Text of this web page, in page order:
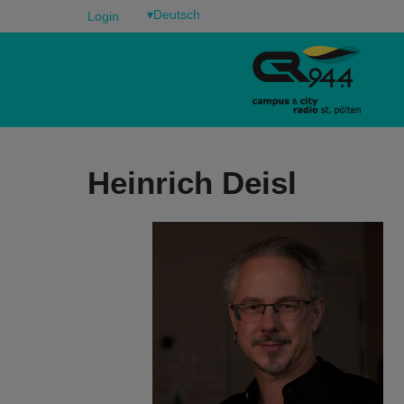
Login ▾
Heinrich Deisl